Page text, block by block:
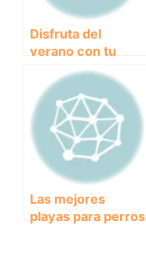
Disfruta del
verano con tu
perro en la playa
canina de Orihuela
Las mejores
playas para perros